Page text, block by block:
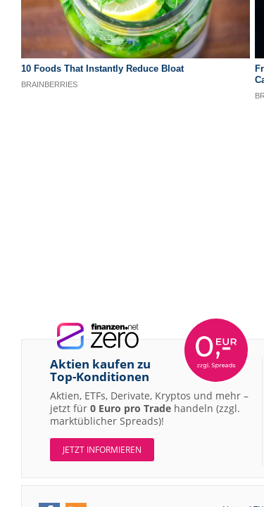
Aktien kaufen zu
Top-Konditionen
Aktien, ETFs, Derivate, Kryptos und mehr –
jetzt für 0 Euro pro Trade handeln (zzgl.
marktüblicher Spreads)!
JETZT INFORMIEREN